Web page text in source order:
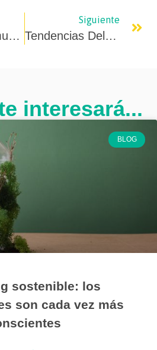
¿Es El Community Manager Un Comercial?
Siguiente
Tendencias Del Video En Marketing
interesará...
BLOG
sostenible: los
son cada vez más